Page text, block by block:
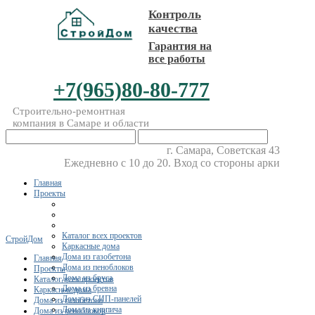
Контроль
качества
Гарантия на
все работы
+7(965)80-80-777
Строительно-ремонтная
компания в Самаре и области
г. Самара, Советская 43
Ежедневно с 10 до 20. Вход со стороны арки
Главная
Проекты
Каталог всех проектов
Каркасные дома
Дома из газобетона
Дома из пеноблоков
Дома из бруса
Дома из бревна
Дома из СИП-панелей
Дома из кирпича
СтройДом
Главная
Проекты
Каталог всех проектов
Каркасные дома
Дома из газобетона
Дома из пеноблоков